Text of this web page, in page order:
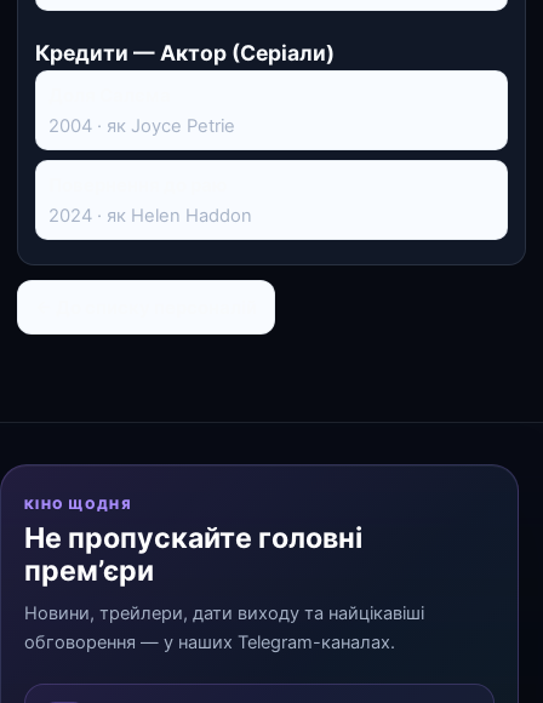
Кредити — Актор (Серіали)
2004 · як Joyce Petrie
2024 · як Helen Haddon
КІНО ЩОДНЯ
Не пропускайте головні
прем’єри
Новини, трейлери, дати виходу та найцікавіші
обговорення — у наших Telegram-каналах.